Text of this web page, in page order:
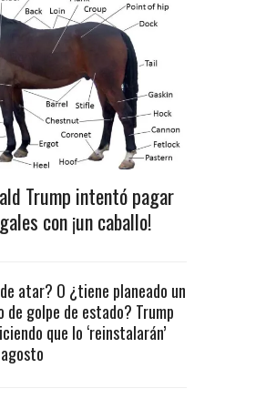
Trump intentó pagar
con ¡un caballo!
atar? O ¿tiene planeado un
de golpe de estado? Trump
que lo ‘reinstalarán’